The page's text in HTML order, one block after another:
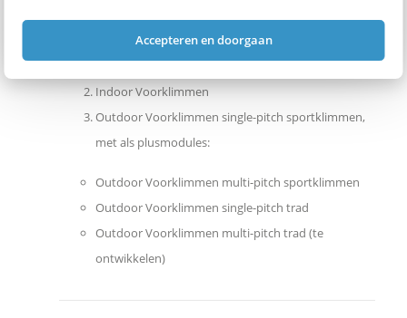
Accepteren en doorgaan
t
Indoor Toprope
Indoor Voorklimmen
Outdoor Voorklimmen single-pitch sportklimmen,
met als plusmodules:
Outdoor Voorklimmen multi-pitch sportklimmen
Outdoor Voorklimmen single-pitch trad
Outdoor Voorklimmen multi-pitch trad (te
ontwikkelen)